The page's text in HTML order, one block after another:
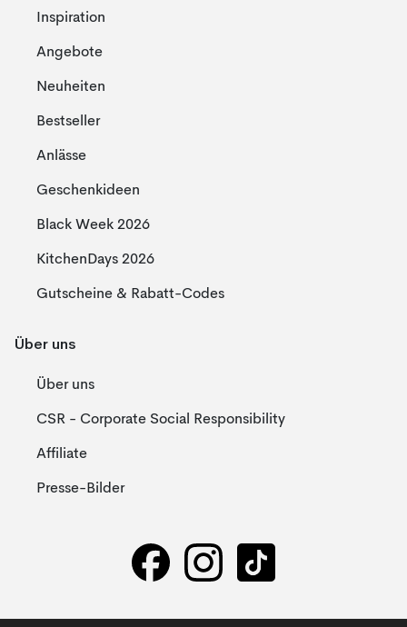
Inspiration
Angebote
Neuheiten
Bestseller
Anlässe
Geschenkideen
Black Week 2026
KitchenDays 2026
Gutscheine & Rabatt-Codes
Über uns
Über uns
CSR - Corporate Social Responsibility
Affiliate
Presse-Bilder